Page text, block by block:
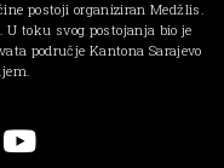
postoji organiziran Medžlis.
U toku svog postojanja bio je
područje Kantona Sarajevo